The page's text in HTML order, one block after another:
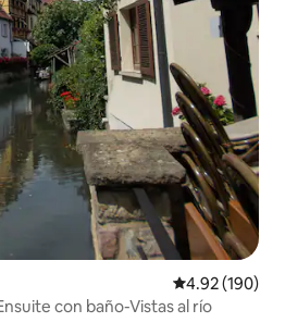
Calificación
4.92 (190)
con baño-Vistas al río